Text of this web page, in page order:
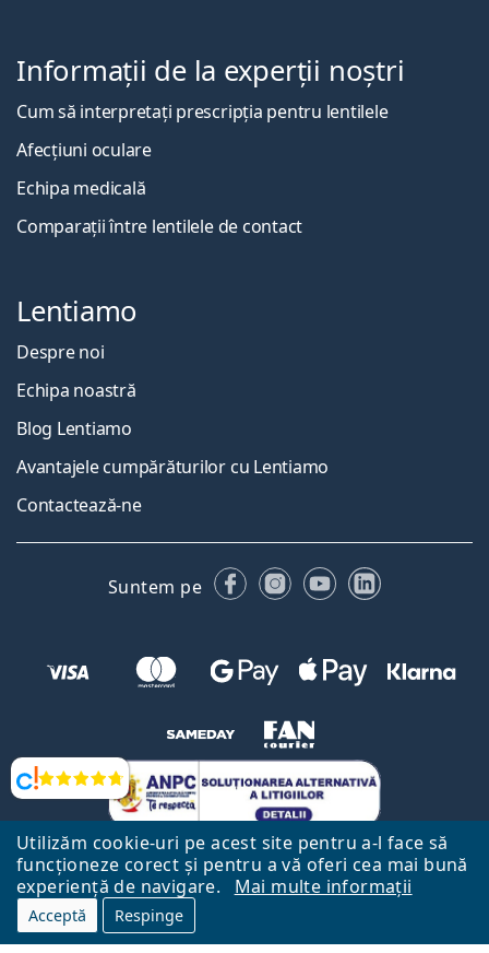
Utilizăm cookie-uri pe acest site pentru a-l face să
funcționeze corect și pentru a vă oferi cea mai bună
experiență de navigare.
Mai multe informații
Acceptă Respinge
Opinii
Informații de la experții noștri
Cum să interpretați prescripția pentru lentilele
Afecțiuni oculare
Echipa medicală
Comparații între lentilele de contact
Lentiamo
Despre noi
Echipa noastră
Blog Lentiamo
Avantajele cumpărăturilor cu Lentiamo
Contactează-ne
Suntem pe FacebookInstagram
YouTubeLinkedIn
Către Pagina Principală Mai sus